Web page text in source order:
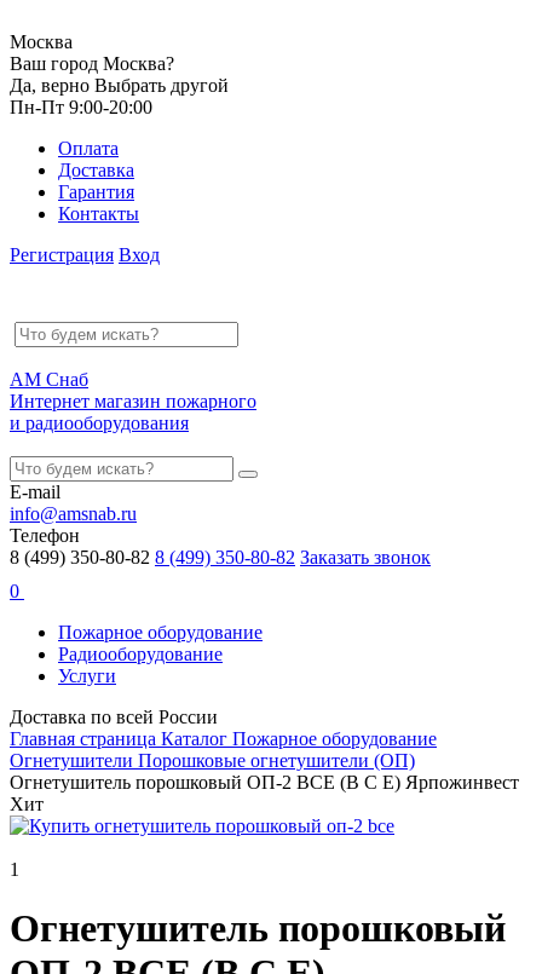
Москва
Ваш город Москва?
Да, верно Выбрать другой
Пн-Пт 9:00-20:00
Оплата
Доставка
Гарантия
Контакты
Регистрация Вход
АМ Снаб
Интернет магазин пожарного
и радиооборудования
E-mail
info@amsnab.ru
Телефон
8 (499) 350-80-82 8 (499) 350-80-82 Заказать звонок
0
Пожарное оборудование
Радиооборудование
Услуги
Доставка по всей России
Главная страница Каталог Пожарное оборудование
Огнетушители Порошковые огнетушители (ОП)
Огнетушитель порошковый ОП-2 BCE (B C E) Ярпожинвест
Хит
1
Огнетушитель порошковый